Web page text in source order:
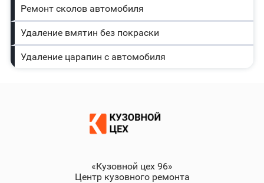
Ремонт сколов автомобиля
Удаление вмятин без покраски
Удаление царапин с автомобиля
«Кузовной цех 96»
Центр кузовного ремонта